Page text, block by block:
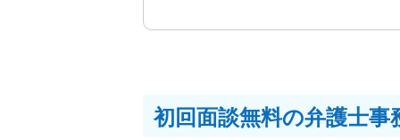
初回面談無料の弁護士事